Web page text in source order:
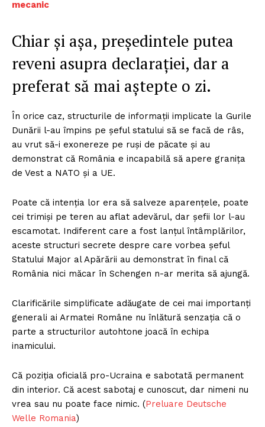
mecanic
Chiar și așa, președintele putea
reveni asupra declarației, dar a
preferat să mai aștepte o zi.
În orice caz, structurile de informații implicate la Gurile
Dunării l-au împins pe șeful statului să se facă de râs,
au vrut să-i exonereze pe ruși de păcate și au
demonstrat că România e incapabilă să apere granița
de Vest a NATO și a UE.
Poate că intenția lor era să salveze aparențele, poate
cei trimiși pe teren au aflat adevărul, dar șefii lor l-au
escamotat. Indiferent care a fost lanțul întâmplărilor,
aceste structuri secrete despre care vorbea şeful
Statului Major al Apărării au demonstrat în final că
România nici măcar în Schengen n-ar merita să ajungă.
Clarificările simplificate adăugate de cei mai importanți
generali ai Armatei Române nu înlătură senzația că o
parte a structurilor autohtone joacă în echipa
inamicului.
Că poziția oficială pro-Ucraina e sabotată permanent
din interior. Că acest sabotaj e cunoscut, dar nimeni nu
vrea sau nu poate face nimic. (Preluare Deutsche
Welle Romania)